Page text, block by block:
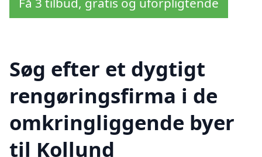
Søg efter et dygtigt
rengøringsfirma i de
omkringliggende byer
til Kollund